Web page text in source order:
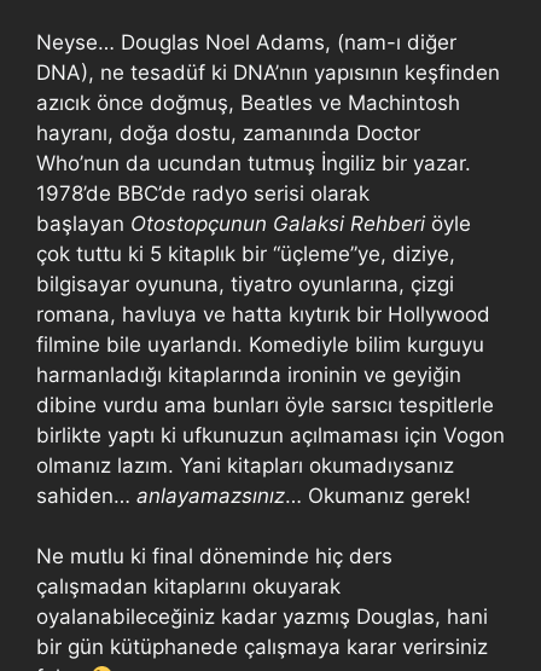
Neyse… Douglas Noel Adams, (nam-ı diğer
DNA), ne tesadüf ki DNA’nın yapısının keşfinden
azıcık önce doğmuş, Beatles ve Machintosh
hayranı, doğa dostu, zamanında Doctor
Who’nun da ucundan tutmuş İngiliz bir yazar.
1978’de BBC’de radyo serisi olarak
başlayan Otostopçunun Galaksi Rehberi öyle
çok tuttu ki 5 kitaplık bir “üçleme”ye, diziye,
bilgisayar oyununa, tiyatro oyunlarına, çizgi
romana, havluya ve hatta kıytırık bir Hollywood
filmine bile uyarlandı. Komediyle bilim kurguyu
harmanladığı kitaplarında ironinin ve geyiğin
dibine vurdu ama bunları öyle sarsıcı tespitlerle
birlikte yaptı ki ufkunuzun açılmaması için Vogon
olmanız lazım. Yani kitapları okumadıysanız
sahiden… anlayamazsınız… Okumanız gerek!
Ne mutlu ki final döneminde hiç ders
çalışmadan kitaplarını okuyarak
oyalanabileceğiniz kadar yazmış Douglas, hani
bir gün kütüphanede çalışmaya karar verirsiniz